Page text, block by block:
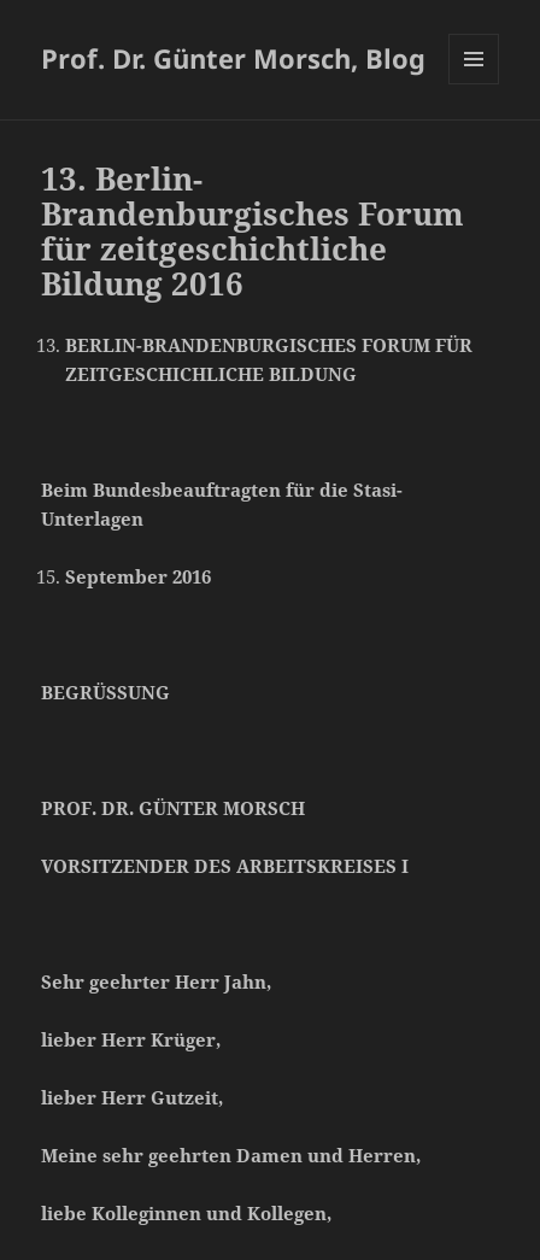
Prof. Dr. Günter Morsch, Blog
13. Berlin-
Brandenburgisches Forum
für zeitgeschichtliche
Bildung 2016
BERLIN-BRANDENBURGISCHES FORUM FÜR
ZEITGESCHICHLICHE BILDUNG
Beim Bundesbeauftragten für die Stasi-
Unterlagen
September 2016
BEGRÜSSUNG
PROF. DR. GÜNTER MORSCH
VORSITZENDER DES ARBEITSKREISES I
Sehr geehrter Herr Jahn,
lieber Herr Krüger,
lieber Herr Gutzeit,
Meine sehr geehrten Damen und Herren,
liebe Kolleginnen und Kollegen,